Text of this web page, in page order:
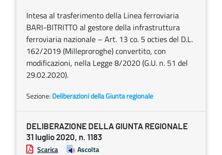
Intesa al trasferimento della Linea ferroviaria
BARI-BITRITTO al gestore della infrastruttura
ferroviaria nazionale – Art. 13 co. 5 octies del D.L.
162/2019 (Milleproroghe) convertito, con
modificazioni, nella Legge 8/2020 (G.U. n. 51 del
29.02.2020).
Sezione: Deliberazioni della Giunta regionale
DELIBERAZIONE DELLA GIUNTA REGIONALE
31 luglio 2020, n. 1183
Scarica Ascolta